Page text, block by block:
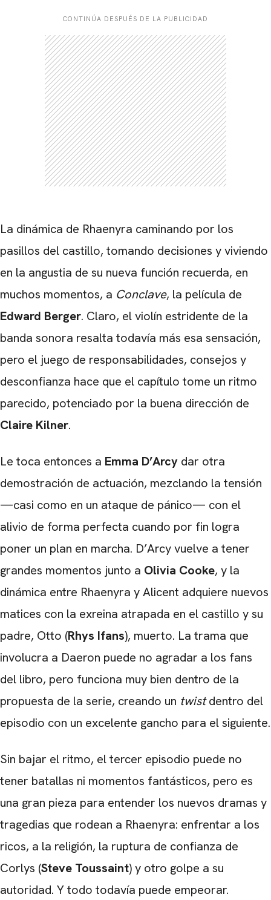
CONTINÚA DESPUÉS DE LA PUBLICIDAD
La dinámica de Rhaenyra caminando por los
pasillos del castillo, tomando decisiones y viviendo
en la angustia de su nueva función recuerda, en
muchos momentos, a Conclave, la película de
Edward Berger. Claro, el violín estridente de la
banda sonora resalta todavía más esa sensación,
pero el juego de responsabilidades, consejos y
desconfianza hace que el capítulo tome un ritmo
parecido, potenciado por la buena dirección de
Claire Kilner.
Le toca entonces a Emma D’Arcy dar otra
demostración de actuación, mezclando la tensión
—casi como en un ataque de pánico— con el
alivio de forma perfecta cuando por fin logra
poner un plan en marcha. D’Arcy vuelve a tener
grandes momentos junto a Olivia Cooke, y la
dinámica entre Rhaenyra y Alicent adquiere nuevos
matices con la exreina atrapada en el castillo y su
padre, Otto (Rhys Ifans), muerto. La trama que
involucra a Daeron puede no agradar a los fans
del libro, pero funciona muy bien dentro de la
propuesta de la serie, creando un twistdentro del
episodio con un excelente gancho para el siguiente.
Sin bajar el ritmo, el tercer episodio puede no
tener batallas ni momentos fantásticos, pero es
una gran pieza para entender los nuevos dramas y
tragedias que rodean a Rhaenyra: enfrentar a los
ricos, a la religión, la ruptura de confianza de
Corlys (Steve Toussaint) y otro golpe a su
autoridad. Y todo todavía puede empeorar.